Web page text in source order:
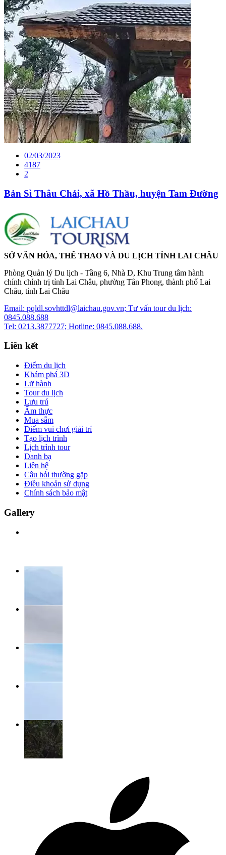
02/03/2023
4187
2
Bản Sì Thâu Chải, xã Hồ Thầu, huyện Tam Đường
SỞ VĂN HÓA, THỂ THAO VÀ DU LỊCH TỈNH LAI CHÂU
Phòng Quản lý Du lịch - Tầng 6, Nhà D, Khu Trung tâm hành
chính chính trị tỉnh Lai Châu, phường Tân Phong, thành phố Lai
Châu, tỉnh Lai Châu
Email: pqldl.sovhttdl@laichau.gov.vn; Tư vấn tour du lịch:
0845.088.688
Tel: 0213.3877727; Hotline: 0845.088.688.
Liên kết
Điểm du lịch
Khám phá 3D
Lữ hành
Tour du lịch
Lưu trú
Ẩm thực
Mua sắm
Điểm vui chơi giải trí
Tạo lịch trình
Lịch trình tour
Danh bạ
Liên hệ
Câu hỏi thường gặp
Điều khoản sử dụng
Chính sách bảo mật
Gallery